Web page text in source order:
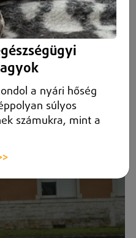
a nyári hőség
súlyos
számukra, mint a